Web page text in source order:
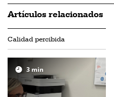
Artículos relacionados
Calidad percibida
3 min